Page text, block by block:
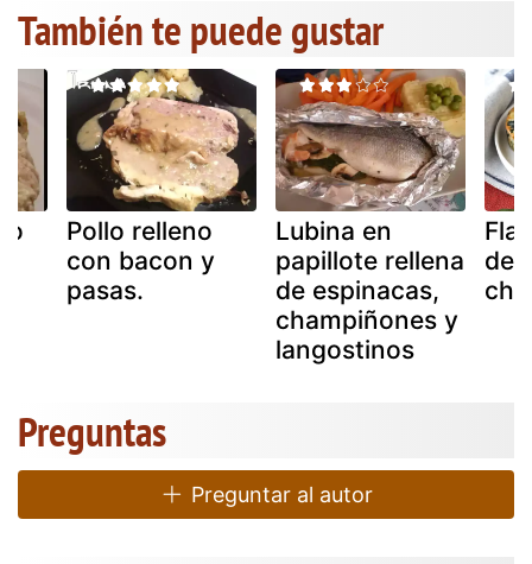
También te puede gustar
Pollo relleno
con bacon y
pasas.
Lubina en
papillote rellena
de espinacas,
champiñones y
langostinos
de
Preguntas
Preguntar al autor